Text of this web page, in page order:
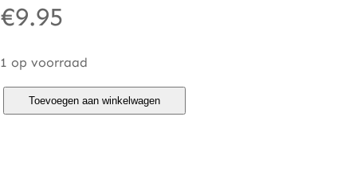
€9.95
1 op voorraad
Toevoegen aan winkelwagen